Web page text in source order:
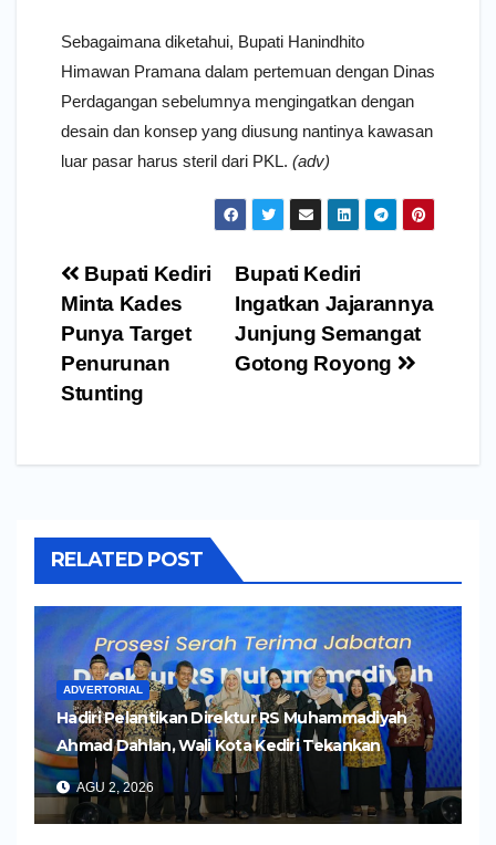
Sebagaimana diketahui, Bupati Hanindhito
Himawan Pramana dalam pertemuan dengan Dinas
Perdagangan sebelumnya mengingatkan dengan
desain dan konsep yang diusung nantinya kawasan
luar pasar harus steril dari PKL. (adv)
Navigasi
pos
Bupati Kediri
Ingatkan Jajarannya
Junjung Semangat
Gotong Royong
Bupati Kediri
Minta Kades
Punya Target
Penurunan
Stunting
RELATED POST
ADVERTORIAL
Hadiri Pelantikan Direktur RS Muhammadiyah
Ahmad Dahlan, Wali Kota Kediri Tekankan
Pelayanan Kesehatan yang Humanis
AGU 2, 2026